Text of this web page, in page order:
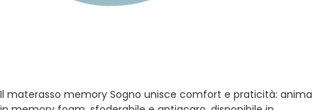
Il materasso memory Sogno unisce comfort e praticità: anima